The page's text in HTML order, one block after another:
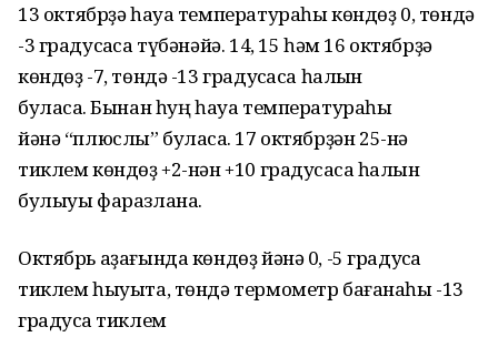
13 октябрҙәһауа температураһы көндөҙ 0, төндә
-3 градусҡаса түбәнәйә. 14, 15 һәм 16 октябрҙә
көндөҙ -7, төндә -13 градусҡаса һалҡын
буласаҡ.Бынанһуң һауа температураһы
йәнә“плюслы” буласаҡ. 17 октябрҙән 25-нә
тиклем көндөҙ +2-нән +10 градусҡаса һалҡын
булыуы фаразлана.
Октябрь аҙағындакөндөҙйәнә 0, -5 градусҡа
тиклем һыуыта, төндә термометр бағанаһы -13
градусҡа тиклем